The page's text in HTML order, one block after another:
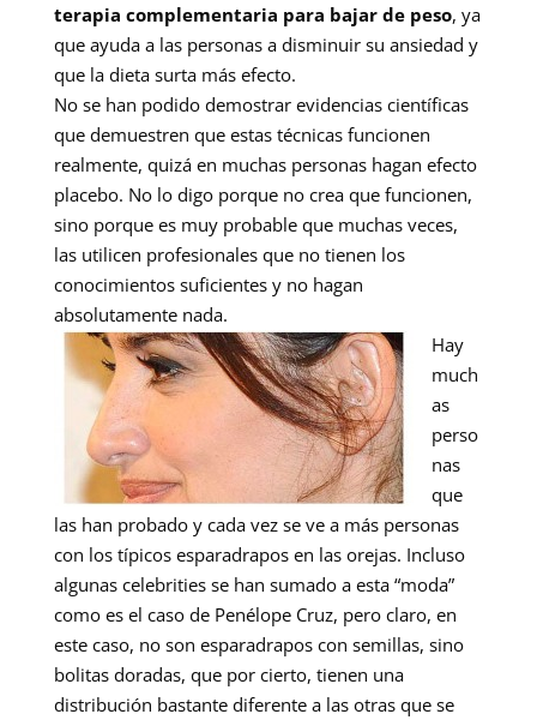
terapia complementaria para bajar de peso, ya
que ayuda a las personas a disminuir su ansiedad y
que la dieta surta más efecto.
No se han podido demostrar evidencias científicas
que demuestren que estas técnicas funcionen
realmente, quizá en muchas personas hagan efecto
placebo. No lo digo porque no crea que funcionen,
sino porque es muy probable que muchas veces,
las utilicen profesionales que no tienen los
conocimientos suficientes y no hagan
absolutamente nada.
Hay
much
as
perso
nas
que
las han probado y cada vez se ve a más personas
con los típicos esparadrapos en las orejas. Incluso
algunas celebrities se han sumado a esta “moda”
como es el caso de Penélope Cruz, pero claro, en
este caso, no son esparadrapos con semillas, sino
bolitas doradas, que por cierto, tienen una
distribución bastante diferente a las otras que se